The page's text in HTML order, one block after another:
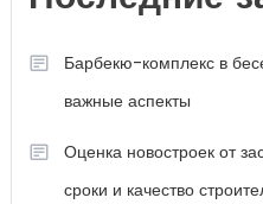
Барбекю-комплекс в
важные аспекты
Оценка новостроек от
сроки и качество